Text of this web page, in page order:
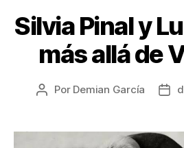
Silvia Pinal y
más allá de
Autor
publicación
Por Demian García